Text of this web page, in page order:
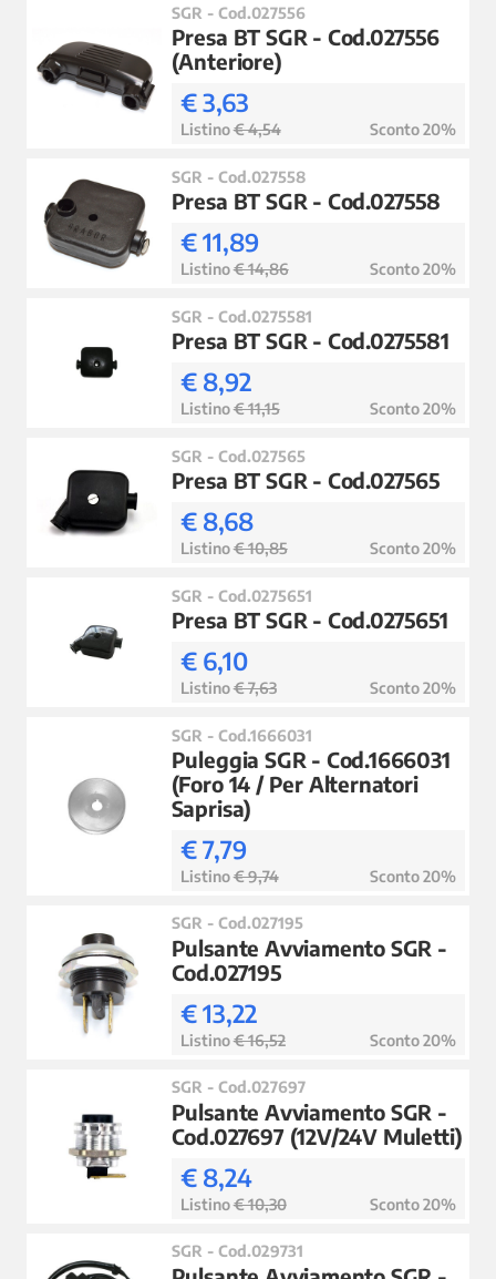
SGR - Cod.027556
Presa BT SGR - Cod.027556
(Anteriore)
€ 3,63
Listino€ 4,54 Sconto 20%
SGR - Cod.027558
Presa BT SGR - Cod.027558
€ 11,89
Listino€ 14,86 Sconto 20%
SGR - Cod.0275581
Presa BT SGR - Cod.0275581
€ 8,92
Listino€ 11,15 Sconto 20%
SGR - Cod.027565
Presa BT SGR - Cod.027565
€ 8,68
Listino€ 10,85 Sconto 20%
SGR - Cod.0275651
Presa BT SGR - Cod.0275651
€ 6,10
Listino€ 7,63 Sconto 20%
SGR - Cod.1666031
Puleggia SGR - Cod.1666031
(Foro 14 / Per Alternatori
Saprisa)
€ 7,79
Listino€ 9,74 Sconto 20%
SGR - Cod.027195
Pulsante Avviamento SGR -
Cod.027195
€ 13,22
Listino€ 16,52 Sconto 20%
SGR - Cod.027697
Pulsante Avviamento SGR -
Cod.027697 (12V/24V Muletti)
€ 8,24
Listino€ 10,30 Sconto 20%
SGR - Cod.029731